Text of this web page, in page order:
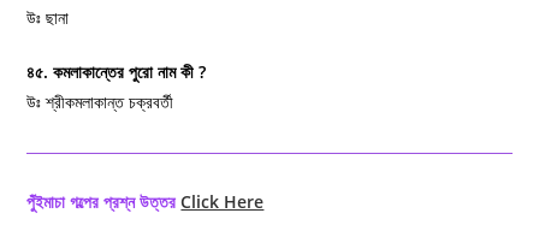
উঃ ছানা
৪৫. কমলাকান্তের পুরো নাম কী ?
উঃ শ্রীকমলাকান্ত চক্রবর্তী
পুঁইমাচা গল্পের প্রশ্ন উত্তরClick Here